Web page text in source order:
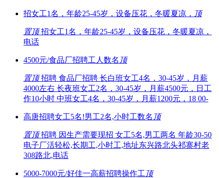
招女工1名，年龄25-45岁，设备压花，冬暖夏凉， 顶
置顶招女工1名，年龄25-45岁，设备压花，冬暖夏凉，
电话
4500元/食品厂招聘工人数名 顶
置顶招聘 食品厂招聘 长白班女工4名，30-45岁，月薪
4000左右 长夜班女工2名，30-45岁，月薪4500元，日工
作10小时 中班女工4名，30-45岁，月薪1200元，18 00-
高唐招聘女工5名!男工2名,小时工数名 顶
置顶招聘 因生产需要现招 女工5名,男工两名 年龄30-50
电子厂活轻松,长期工,小时工,地址东兴路北头祁寨村老
308路北,电话
5000-7000元/好佳一高薪招聘操作工 顶